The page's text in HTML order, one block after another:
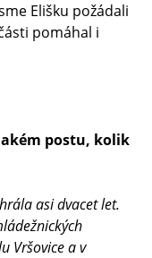
Elišku požádali
pomáhal i
postu, kolik
asi dvacet let.
Vršovice a v